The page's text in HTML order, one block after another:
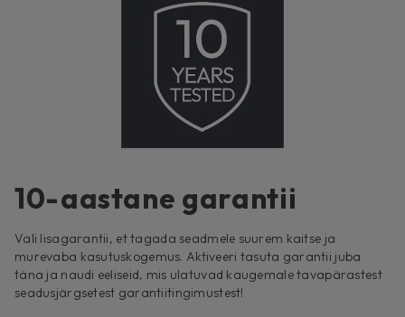
10-aastane garantii
Vali lisagarantii, et tagada seadmele suurem kaitse ja
murevaba kasutuskogemus. Aktiveeri tasuta garantii juba
täna ja naudi eeliseid, mis ulatuvad kaugemale tavapärastest
seadusjärgsetest garantiitingimustest!